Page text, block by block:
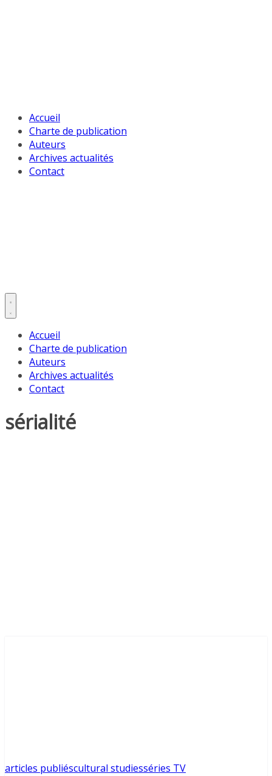
Accueil
Charte de publication
Auteurs
Archives actualités
Contact
Accueil
Charte de publication
Auteurs
Archives actualités
Contact
sérialité
articles publiéscultural studiesséries TV